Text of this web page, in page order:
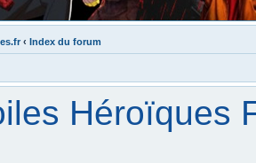
‹ Index du forum
Héroïques